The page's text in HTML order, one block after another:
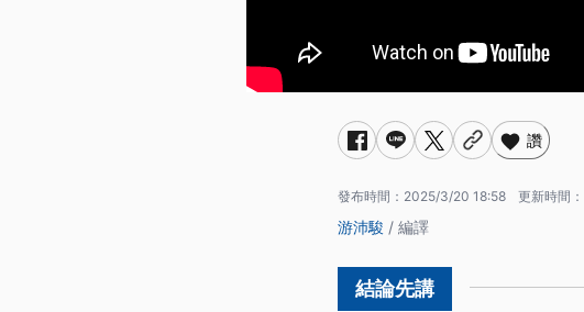
讚
發布時間： 2025/3/20 18:58 更新時間：
游沛駿 / 編譯